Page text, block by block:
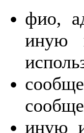
фио,
иную
иную